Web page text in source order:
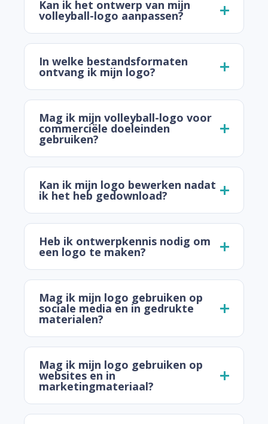
Kan ik het ontwerp van mijn
volleyball-logo aanpassen?
In welke bestandsformaten
ontvang ik mijn logo?
Mag ik mijn volleyball-logo voor
commerciële doeleinden
gebruiken?
Kan ik mijn logo bewerken nadat
ik het heb gedownload?
Heb ik ontwerpkennis nodig om
een logo te maken?
Mag ik mijn logo gebruiken op
sociale media en in gedrukte
materialen?
Mag ik mijn logo gebruiken op
websites en in
marketingmateriaal?